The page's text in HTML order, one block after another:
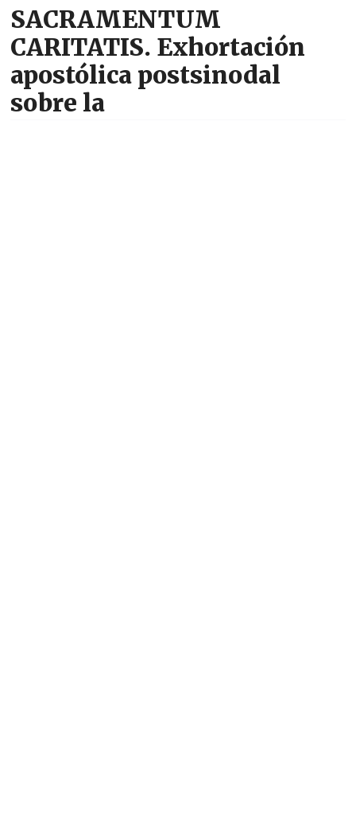
SACRAMENTUM
CARITATIS. Exhortación
apostólica postsinodal
sobre la